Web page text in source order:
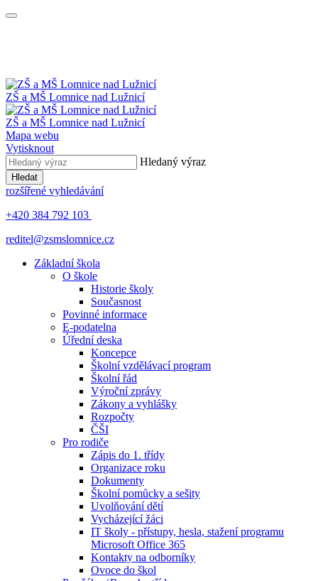
ZŠ a MŠ Lomnice nad Lužnicí
ZŠ a MŠ Lomnice nad Lužnicí
Mapa webu
Vytisknout
Hledaný výraz
Hledat
rozšířené vyhledávání
+420 384 792 103
reditel@zsmslomnice.cz
Základní škola
O škole
Historie školy
Současnost
Povinné informace
E-podatelna
Úřední deska
Koncepce
Školní vzdělávací program
Školní řád
Výroční zprávy
Zákony a vyhlášky
Rozpočty
ČŠI
Pro rodiče
Zápis do 1. třídy
Organizace roku
Dokumenty
Školní pomůcky a sešity
Uvolňování dětí
Vycházející žáci
IT školy - přístupy, hesla, stažení programu
Microsoft Office 365
Kontakty na odborníky
Ovoce do škol